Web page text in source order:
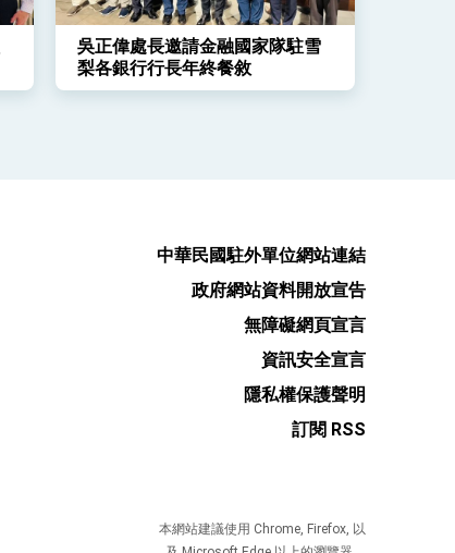
吳正偉處長邀請金融國家隊駐雪
梨各銀行行長年終餐敘
中華民國駐外單位網站連結
政府網站資料開放宣告
無障礙網頁宣言
資訊安全宣言
隱私權保護聲明
訂閱 RSS
本網站建議使用 Chrome, Firefox, 以